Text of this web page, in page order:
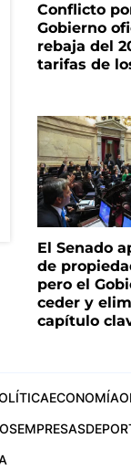
Conflicto
Gobierno
rebaja del
tarifas de
El Senado
de
pero el
ceder y
capítulo
ECONOMÍA
EMPRESAS